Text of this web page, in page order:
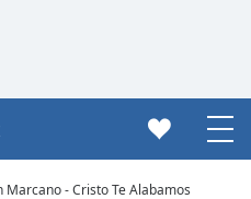
Marcano - Cristo Te Alabamos